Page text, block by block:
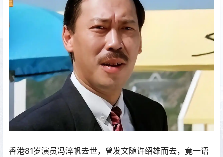
香港81岁演员冯淬帆去世，曾发文随许绍雄而去，竟一语